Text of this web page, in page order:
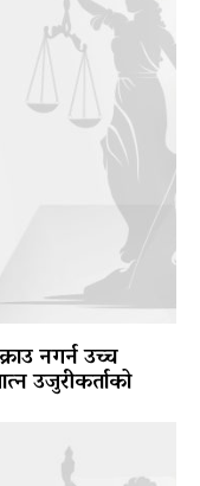
नगर्न उच्च
उजुरीकर्ताको